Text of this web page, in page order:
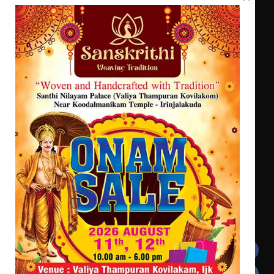
എം.ജി. യൂണിവേഴ്‌സിറ്റിയിൽ നിന്ന്
ഇംഗ്ളീഷ് സാഹിത്യത്തിൽ
ഡോക്ടറേറ്റ് നേടിയ എൻ. ആര്യ
സെന്റ് ജോസഫ്സ് കോളജ്
കോമേഴ്‌സ് അസോസിയേഷന്
തുടക്കമായി
കോമേഴ്സ് എക്സ്പോയുമായി എസ്
എൻ ഹയർ സെക്കൻഡറി
വിദ്യാർത്ഥികൾ
സർഗ്ഗസാഹിതി- കവിതാസംഗമം 2026
കവിതാ ചർച്ച കാട്ടൂർ, ടി. കെ.
ബാലൻ ഹാളിൽ 16ന്
Get In Touch
Twitter Facebook